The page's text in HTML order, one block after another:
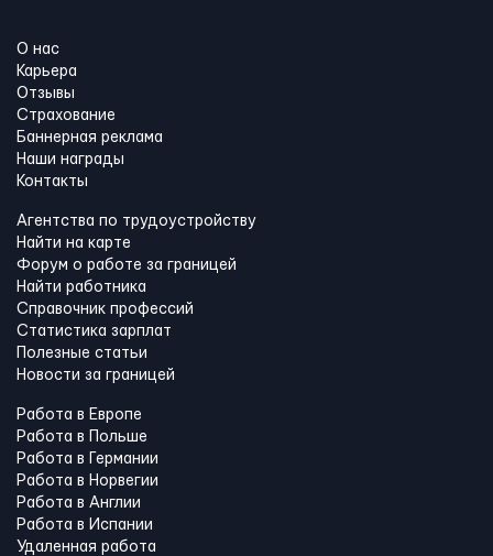
О нас
Карьера
Отзывы
Страхование
Баннерная реклама
Наши награды
Контакты
Агентства по трудоустройству
Найти на карте
Форум о работе за границей
Найти работника
Справочник профессий
Статистика зарплат
Полезные статьи
Новости за границей
Работа в Европе
Работа в Польше
Работа в Германии
Работа в Норвегии
Работа в Англии
Работа в Испании
Удаленная работа